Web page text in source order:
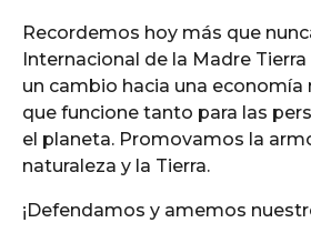
Recordemos hoy más que
Internacional de la Madre
un cambio hacia una
que funcione tanto para las
el planeta. Promovamos la
naturaleza y la Tierra.
¡Defendamos y amemos